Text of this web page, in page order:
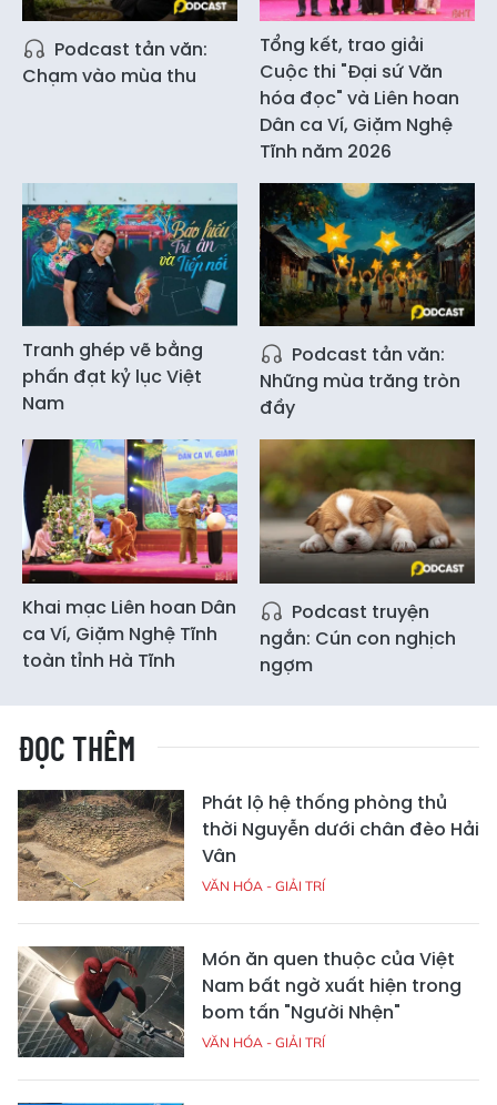
Podcast tản văn:
Chạm vào mùa thu
Tổng kết, trao giải
Cuộc thi "Đại sứ Văn
hóa đọc" và Liên hoan
Dân ca Ví, Giặm Nghệ
Tĩnh năm 2026
Tranh ghép vẽ bằng
phấn đạt kỷ lục Việt
Nam
Podcast tản văn:
Những mùa trăng tròn
đầy
Khai mạc Liên hoan Dân
ca Ví, Giặm Nghệ Tĩnh
toàn tỉnh Hà Tĩnh
Podcast truyện
ngắn: Cún con nghịch
ngợm
ĐỌC THÊM
Phát lộ hệ thống phòng thủ
thời Nguyễn dưới chân đèo Hải
Vân
VĂN HÓA - GIẢI TRÍ
Món ăn quen thuộc của Việt
Nam bất ngờ xuất hiện trong
bom tấn "Người Nhện"
VĂN HÓA - GIẢI TRÍ